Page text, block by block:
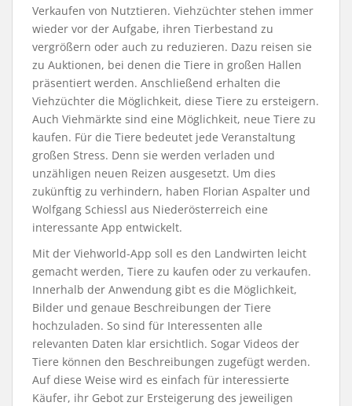
Verkaufen von Nutztieren. Viehzüchter stehen immer
wieder vor der Aufgabe, ihren Tierbestand zu
vergrößern oder auch zu reduzieren. Dazu reisen sie
zu Auktionen, bei denen die Tiere in großen Hallen
präsentiert werden. Anschließend erhalten die
Viehzüchter die Möglichkeit, diese Tiere zu ersteigern.
Auch Viehmärkte sind eine Möglichkeit, neue Tiere zu
kaufen. Für die Tiere bedeutet jede Veranstaltung
großen Stress. Denn sie werden verladen und
unzähligen neuen Reizen ausgesetzt. Um dies
zukünftig zu verhindern, haben Florian Aspalter und
Wolfgang Schiessl aus Niederösterreich eine
interessante App entwickelt.
Mit der Viehworld-App soll es den Landwirten leicht
gemacht werden, Tiere zu kaufen oder zu verkaufen.
Innerhalb der Anwendung gibt es die Möglichkeit,
Bilder und genaue Beschreibungen der Tiere
hochzuladen. So sind für Interessenten alle
relevanten Daten klar ersichtlich. Sogar Videos der
Tiere können den Beschreibungen zugefügt werden.
Auf diese Weise wird es einfach für interessierte
Käufer, ihr Gebot zur Ersteigerung des jeweiligen